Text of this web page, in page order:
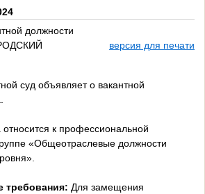
должности
версия для печати
суд объявляет о вакантной
к профессиональной
«Общеотраслевые должности
требования: Для замещения